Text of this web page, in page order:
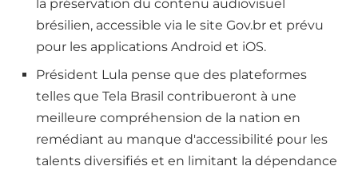
la préservation du contenu audiovisuel
brésilien, accessible via le site Gov.br et prévu
pour les applications Android et iOS.
Président Lula pense que des plateformes
telles que Tela Brasil contribueront à une
meilleure compréhension de la nation en
remédiant au manque d'accessibilité pour les
talents diversifiés et en limitant la dépendance